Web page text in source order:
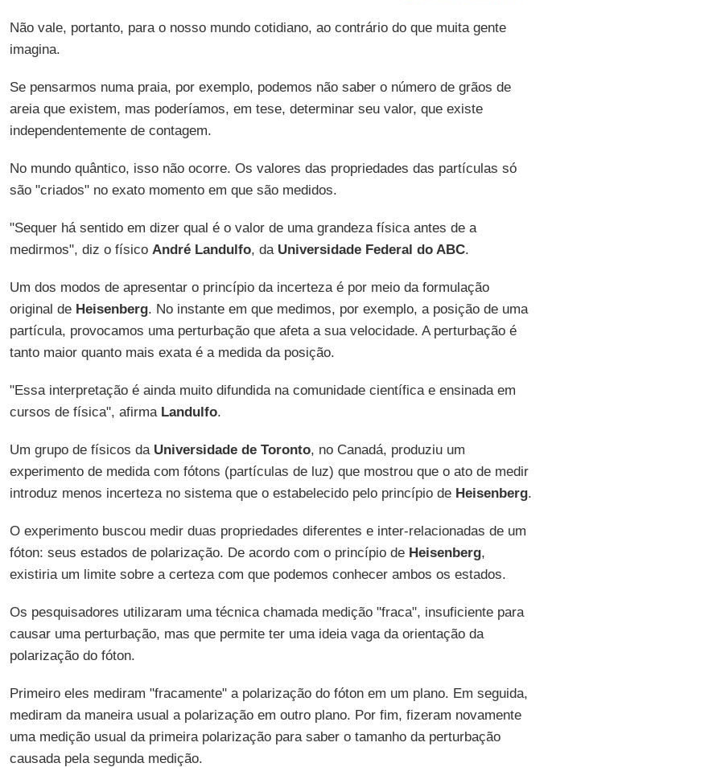
Não vale, portanto, para o nosso mundo cotidiano, ao contrário do que muita gente
imagina.
Se pensarmos numa praia, por exemplo, podemos não saber o número de grãos de
areia que existem, mas poderíamos, em tese, determinar seu valor, que existe
independentemente de contagem.
No mundo quântico, isso não ocorre. Os valores das propriedades das partículas só
são "criados" no exato momento em que são medidos.
"Sequer há sentido em dizer qual é o valor de uma grandeza física antes de a
medirmos", diz o físico André Landulfo, da Universidade Federal do ABC.
Um dos modos de apresentar o princípio da incerteza é por meio da formulação
original deHeisenberg. No instante em que medimos, por exemplo, a posição de uma
partícula, provocamos uma perturbação que afeta a sua velocidade. A perturbação é
tanto maior quanto mais exata é a medida da posição.
"Essa interpretação é ainda muito difundida na comunidade científica e ensinada em
cursos de física", afirma Landulfo.
Um grupo de físicos da Universidade de Toronto, no Canadá, produziu um
experimento de medida com fótons (partículas de luz) que mostrou que o ato de medir
introduz menos incerteza no sistema que o estabelecido pelo princípio de Heisenberg.
O experimento buscou medir duas propriedades diferentes e inter-relacionadas de um
fóton: seus estados de polarização. De acordo com o princípio de Heisenberg,
existiria um limite sobre a certeza com que podemos conhecer ambos os estados.
Os pesquisadores utilizaram uma técnica chamada medição "fraca", insuficiente para
causar uma perturbação, mas que permite ter uma ideia vaga da orientação da
polarização do fóton.
Primeiro eles mediram "fracamente" a polarização do fóton em um plano. Em seguida,
mediram da maneira usual a polarização em outro plano. Por fim, fizeram novamente
uma medição usual da primeira polarização para saber o tamanho da perturbação
causada pela segunda medição.